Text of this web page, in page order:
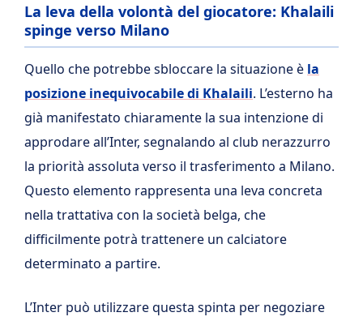
La leva della volontà del giocatore: Khalaili
spinge verso Milano
Quello che potrebbe sbloccare la situazione è la
posizione inequivocabile di Khalaili. L’esterno ha
già manifestato chiaramente la sua intenzione di
approdare all’Inter, segnalando al club nerazzurro
la priorità assoluta verso il trasferimento a Milano.
Questo elemento rappresenta una leva concreta
nella trattativa con la società belga, che
difficilmente potrà trattenere un calciatore
determinato a partire.
L’Inter può utilizzare questa spinta per negoziare